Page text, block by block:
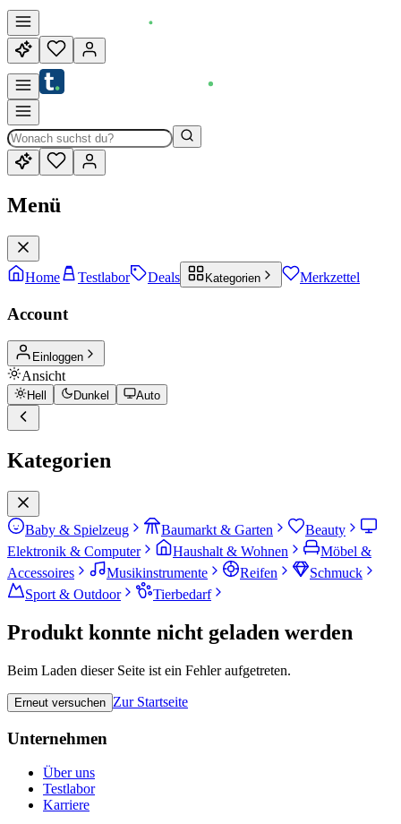
Menü
Home Testlabor Deals Kategorien Merkzettel
Account
Einloggen
Ansicht
Hell Dunkel Auto
Kategorien
Baby & Spielzeug Baumarkt & Garten
Beauty
Elektronik & Computer
Haushalt & Wohnen
Möbel &
Accessoires
Musikinstrumente Reifen
Schmuck
Sport & Outdoor
Tierbedarf
Produkt konnte nicht geladen werden
Beim Laden dieser Seite ist ein Fehler aufgetreten.
Erneut versuchen Zur Startseite
Unternehmen
Über uns
Testlabor
Karriere